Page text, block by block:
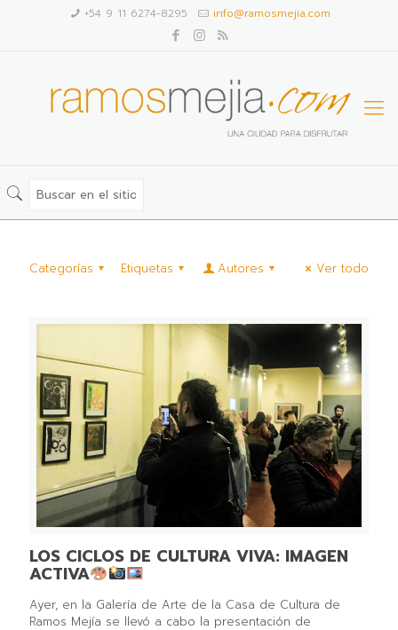
+54 9 11 6274-8295 info@ramosmejia.com
Categorías Etiquetas Autores Ver todo
LOS CICLOS DE CULTURA VIVA: IMAGEN
ACTIVA
Ayer, en la Galería de Arte de la Casa de Cultura de
Ramos Mejía se llevó a cabo la presentación de